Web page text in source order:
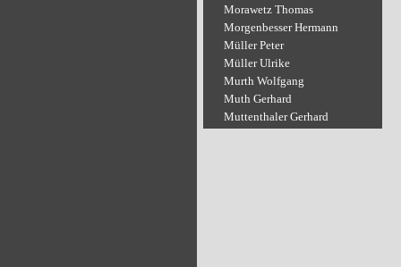
Morawetz Thomas
Morgenbesser Hermann
Müller Peter
Müller Ulrike
Murth Wolfgang
Muth Gerhard
Muttenthaler Gerhard